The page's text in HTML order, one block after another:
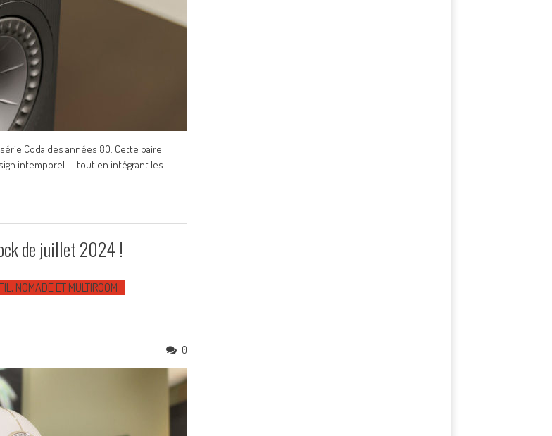
Coda des années 80. Cette paire
intemporel — tout en intégrant les
de juillet 2024 !
NOMADE ET MULTIROOM
0